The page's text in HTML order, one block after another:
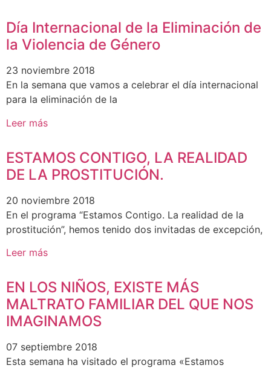
Día Internacional de la Eliminación de
la Violencia de Género
23 noviembre 2018
En la semana que vamos a celebrar el día internacional
para la eliminación de la
Leer más
ESTAMOS CONTIGO, LA REALIDAD
DE LA PROSTITUCIÓN.
20 noviembre 2018
En el programa “Estamos Contigo. La realidad de la
prostitución”, hemos tenido dos invitadas de excepción,
Leer más
EN LOS NIÑOS, EXISTE MÁS
MALTRATO FAMILIAR DEL QUE NOS
IMAGINAMOS
07 septiembre 2018
Esta semana ha visitado el programa «Estamos